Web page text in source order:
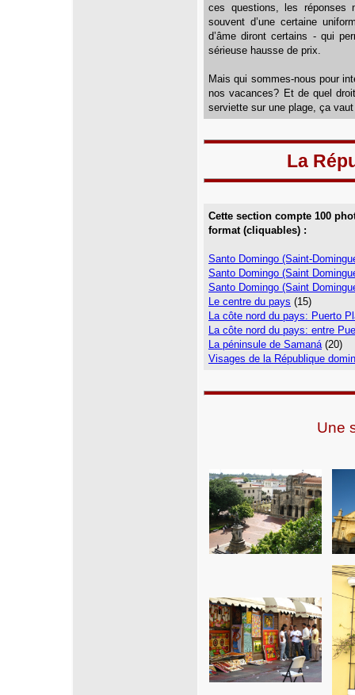
ces questions, les réponses
souvent d’une certaine
d’âme diront certains - qui
sérieuse hausse de prix.
Mais qui sommes-nous pour
nos vacances? Et de quel
serviette sur une plage, ça
La
Cette section compte 100
format (cliquables) :
Santo Domingo (Saint-
Santo Domingo (Saint
Santo Domingo (Saint
Le centre du pays (15)
La côte nord du pays: Puerto
La côte nord du pays: entre
La péninsule de Samaná(20)
Visages de la République
Une